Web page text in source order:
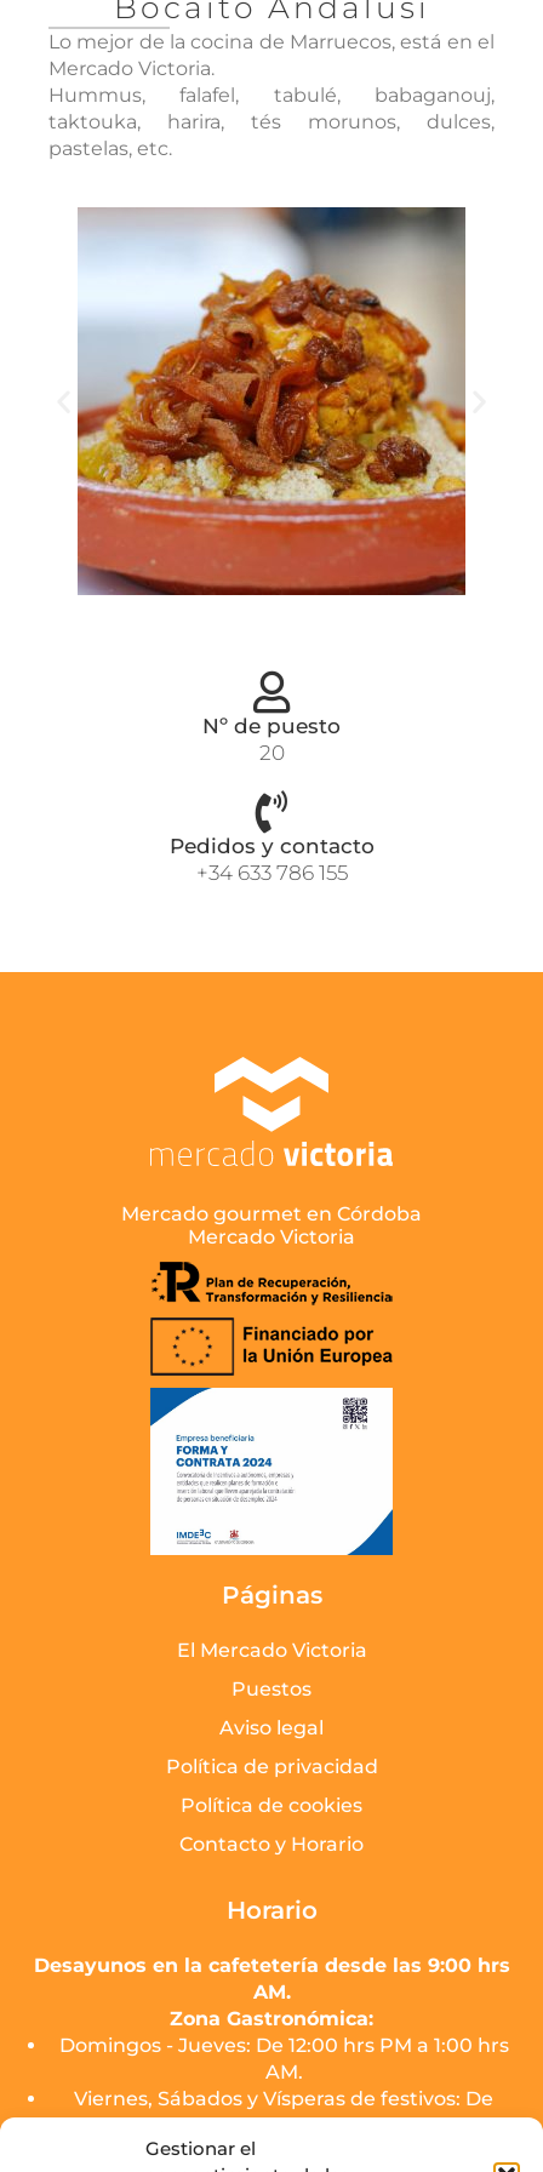
Gestionar el
Bocaito Andalusí
Lo mejor de la cocina de Marruecos, está en el
Mercado Victoria.
Hummus, falafel, tabulé, babaganouj,
taktouka, harira, tés morunos, dulces,
pastelas, etc.
Nº de puesto
20
Pedidos y contacto
+34 633 786 155
Mercado gourmet en Córdoba
Mercado Victoria
Páginas
El Mercado Victoria
Puestos
Aviso legal
Política de privacidad
Política de cookies
Contacto y Horario
Horario
Desayunos en la cafetetería desde las 9:00 hrs
AM.
Zona Gastronómica:
Domingos - Jueves: De 12:00 hrs PM a 1:00 hrs
AM.
Viernes, Sábados y Vísperas de festivos: De